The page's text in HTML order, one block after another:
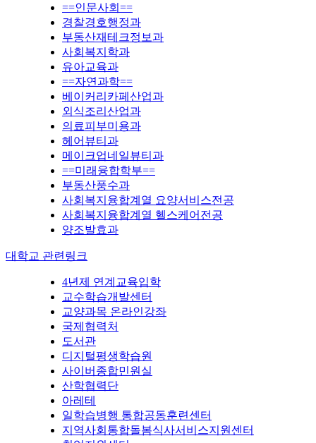
==인문사회==
경찰경호행정과
부동산재테크정보과
사회복지학과
유아교육과
==자연과학==
베이커리카페산업과
외식조리산업과
의료피부미용과
헤어뷰티과
메이크업네일뷰티과
==미래융합학부==
부동산풍수과
사회복지융합계열 요양서비스전공
사회복지융합계열 헬스케어전공
양조발효과
대학교 관련링크
4년제 연계교육입학
교수학습개발센터
교양과목 온라인강좌
국제협력처
도서관
디지털평생학습원
사이버종합민원실
산학협력단
아레테
일학습병행 통합공동훈련센터
지역사회통합돌봄식사서비스지원센터